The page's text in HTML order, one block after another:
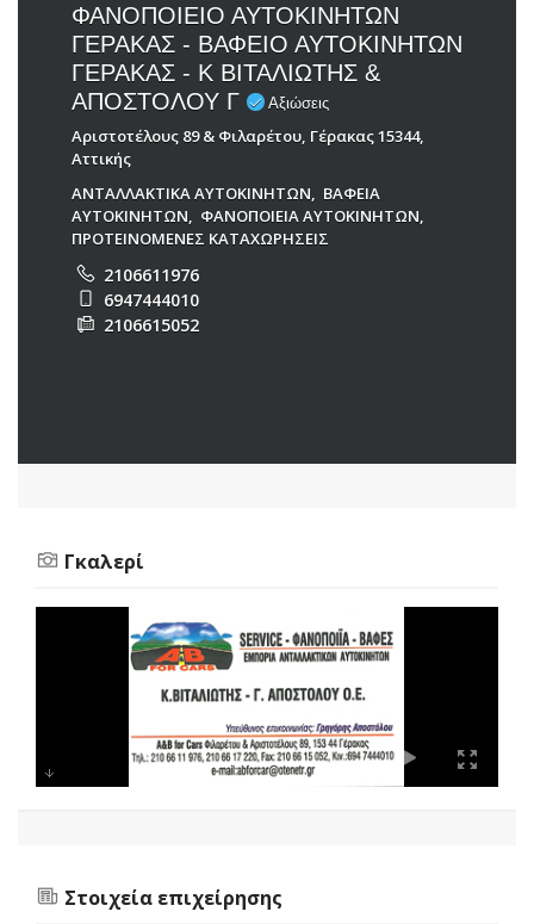
ΦΑΝΟΠΟΙΕΙΟ ΑΥΤΟΚΙΝΗΤΩΝ
ΓΕΡΑΚΑΣ - ΒΑΦΕΙΟ ΑΥΤΟΚΙΝΗΤΩΝ
ΓΕΡΑΚΑΣ - Κ ΒΙΤΑΛΙΩΤΗΣ &
ΑΠΟΣΤΟΛΟΥ Γ
Αξιώσεις
Αριστοτέλους 89 & Φιλαρέτου, Γέρακας 15344,
Αττικής
ΑΝΤΑΛΛΑΚΤΙΚΑ ΑΥΤΟΚΙΝΗΤΩΝ, ΒΑΦΕΙΑ
ΑΥΤΟΚΙΝΗΤΩΝ, ΦΑΝΟΠΟΙΕΙΑ ΑΥΤΟΚΙΝΗΤΩΝ,
ΠΡΟΤΕΙΝΟΜΕΝΕΣ ΚΑΤΑΧΩΡΗΣΕΙΣ
2106611976
6947444010
2106615052
Γκαλερί
Στοιχεία επιχείρησης